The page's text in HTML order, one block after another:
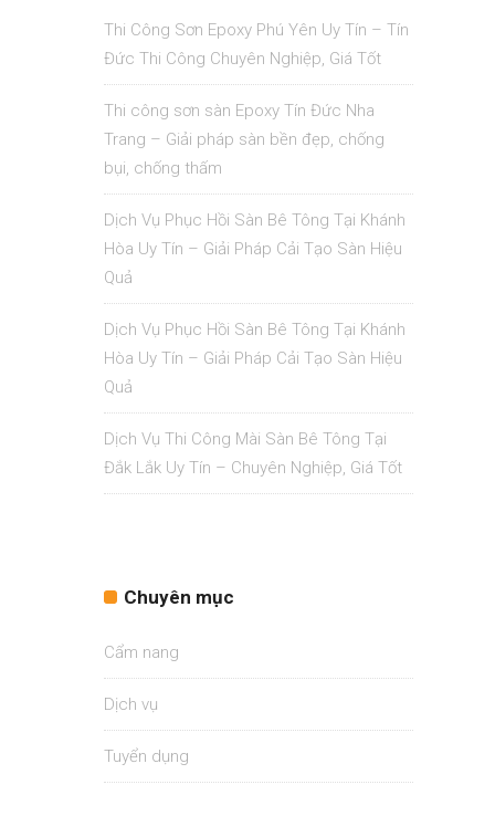
Thi Công Sơn Epoxy Phú Yên Uy Tín – Tín
Đức Thi Công Chuyên Nghiệp, Giá Tốt
Thi công sơn sàn Epoxy Tín Đức Nha
Trang – Giải pháp sàn bền đẹp, chống
bụi, chống thấm
Dịch Vụ Phục Hồi Sàn Bê Tông Tại Khánh
Hòa Uy Tín – Giải Pháp Cải Tạo Sàn Hiệu
Quả
Dịch Vụ Phục Hồi Sàn Bê Tông Tại Khánh
Hòa Uy Tín – Giải Pháp Cải Tạo Sàn Hiệu
Quả
Dịch Vụ Thi Công Mài Sàn Bê Tông Tại
Đắk Lắk Uy Tín – Chuyên Nghiệp, Giá Tốt
Chuyên mục
Cẩm nang
Dịch vụ
Tuyển dụng